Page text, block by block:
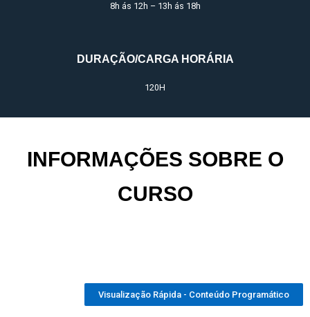
8h ás 12h – 13h ás 18h
DURAÇÃO/CARGA HORÁRIA
120H
INFORMAÇÕES SOBRE O
CURSO
Visualização Rápida - Conteúdo Programático